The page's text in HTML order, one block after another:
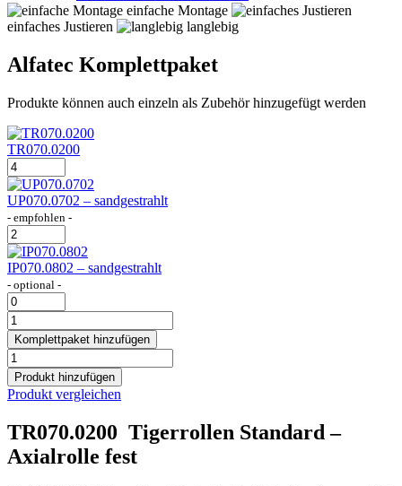
einfache Montage
einfaches Justieren
langlebig
Alfatec Komplettpaket
Produkte können auch einzeln als Zubehör hinzugefügt werden
TR070.0200
TR070.0200
Menge
UP070.0702 – sandgestrahlt
- empfohlen -
UP070.0702
Menge
IP070.0802 – sandgestrahlt
- optional -
IP070.0802
Menge
TR070.0200
Komplettpaket
Menge
Komplettpaket hinzufügen
TR070.0200
Menge
Produkt hinzufügen
Produkt vergleichen
TR070.0200 Tigerrollen Standard –
Axialrolle fest